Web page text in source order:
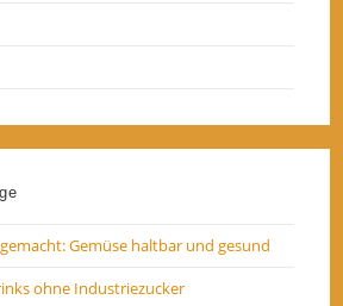
Gemüse haltbar und gesund
ohne Industriezucker